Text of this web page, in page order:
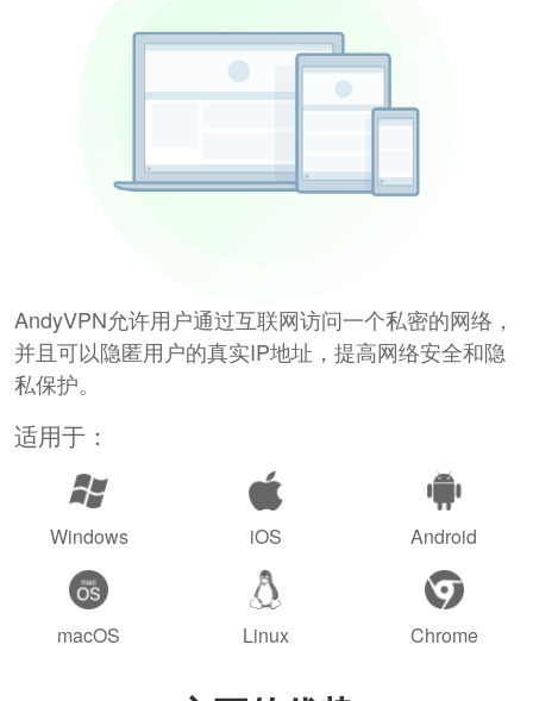
AndyVPN允许用户通过互联网访问一个私密的网络，
并且可以隐匿用户的真实IP地址，提高网络安全和隐
私保护。
适用于：
Windows iOS Android
macOS Linux Chrome